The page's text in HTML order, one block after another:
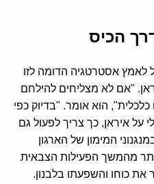
הכיס
לאמץ אסטרטגיה הדומה לזו
"אם לא מצליחים להילחם
הוא אומר. "בדיוק כפי
על איראן, כך צריך לפעול גם
המימון של הארגון
מהמשך הפעילות הצבאית
כוחו והשפעתו בלבנון.